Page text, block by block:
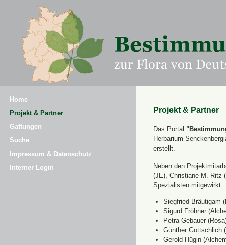
Home
Projekt & Partner
Gattungen
Suche
Impressum & Datenschutz
Interner Login
Projekt & Partner
Das Portal
Herbarium
erstellt.
Neben den
(JE), Christiane M. Ritz
Spezialisten mitgewirkt:
Siegfried Bräutigam
Sigurd Fröhner
Petra Gebauer
Günther Gottschlich
Gerold Hügin